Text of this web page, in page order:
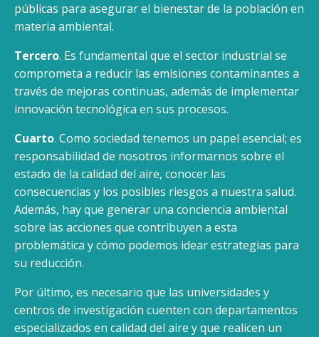
públicas para asegurar el bienestar de la población en
materia ambiental.
Tercero. Es fundamental que el sector industrial se
comprometa a reducir las emisiones contaminantes a
través de mejoras continuas, además de implementar
innovación tecnológica en sus procesos.
Cuarto. Como sociedad tenemos un papel esencial; es
responsabilidad de nosotros informarnos sobre el
estado de la calidad del aire, conocer las
consecuencias y los posibles riesgos a nuestra salud.
Además, hay que generar una conciencia ambiental
sobre las acciones que contribuyen a esta
problemática y cómo podemos idear estrategias para
su reducción.
Por último, es necesario que las universidades y
centros de investigación cuenten con departamentos
especializados en calidad del aire y que realicen un